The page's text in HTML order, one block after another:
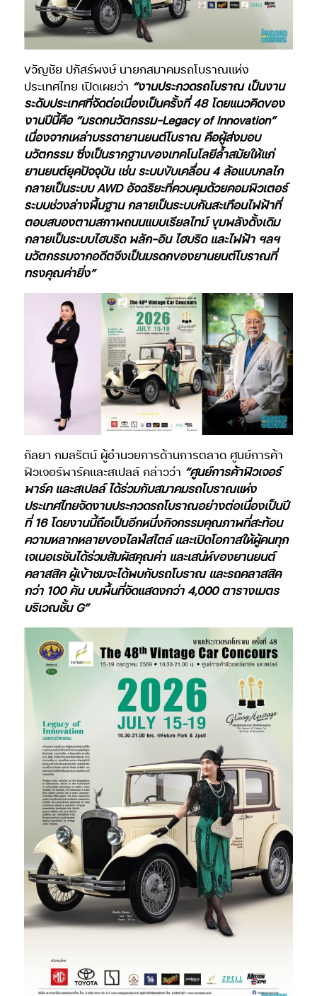
ขวัญชัย ปภัสร์พงษ์ นายกสมาคมรถโบราณแห่ง
ประเทศไทย เปิดเผยว่า “งานประกวดรถโบราณ เป็นงาน
ระดับประเทศที่จัดต่อเนื่องเป็นครั้งที่ 48 โดยแนวคิดของ
งานปีนี้คือ “มรดกนวัตกรรม-Legacy of Innovation”
เนื่องจากเหล่าบรรดายานยนต์โบราณ คือผู้ส่งมอบ
นวัตกรรม ซึ่งเป็นรากฐานของเทคโนโลยีล้ำสมัยให้แก่
ยานยนต์ยุคปัจจุบัน เช่น ระบบขับเคลื่อน 4 ล้อแบบกลไก
กลายเป็นระบบ AWD อัจฉริยะที่ควบคุมด้วยคอมพิวเตอร์
ระบบช่วงล่างพื้นฐาน กลายเป็นระบบกันสะเทือนไฟฟ้าที่
ตอบสนองตามสภาพถนนแบบเรียลไทม์ ขุมพลังดั้งเดิม
กลายเป็นระบบไฮบริด พลัก-อิน ไฮบริด และไฟฟ้า ฯลฯ
นวัตกรรมจากอดีตจึงเป็นมรดกของยานยนต์โบราณที่
ทรงคุณค่ายิ่ง”
กัลยา กมลรัตน์ ผู้อำนวยการด้านการตลาด ศูนย์การค้า
ฟิวเจอร์พาร์คและสเปลล์ กล่าวว่า “ศูนย์การค้าฟิวเจอร์
พาร์ค และสเปลล์ ได้ร่วมกับสมาคมรถโบราณแห่ง
ประเทศไทยจัดงานประกวดรถโบราณอย่างต่อเนื่องเป็นปี
ที่ 16 โดยงานนี้ถือเป็นอีกหนึ่งกิจกรรมคุณภาพที่สะท้อน
ความหลากหลายของไลฟ์สไตล์ และเปิดโอกาสให้ผู้คนทุก
เจเนอเรชันได้ร่วมสัมผัสคุณค่า และเสน่ห์ของยานยนต์
คลาสสิค ผู้เข้าชมจะได้พบกับรถโบราณ และรถคลาสสิค
กว่า 100 คัน บนพื้นที่จัดแสดงกว่า 4,000 ตารางเมตร
บริเวณชั้น G”